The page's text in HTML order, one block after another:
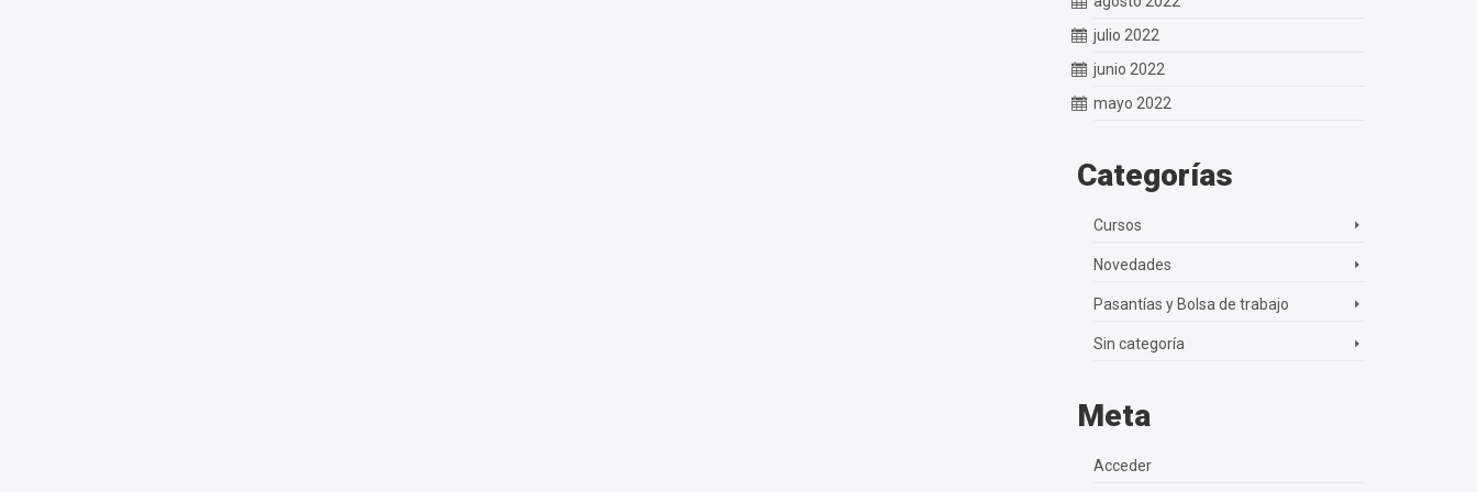
julio 2022
junio 2022
mayo 2022
Categorías
Cursos
Novedades
Pasantías y Bolsa de trabajo
Sin categoría
Meta
Acceder